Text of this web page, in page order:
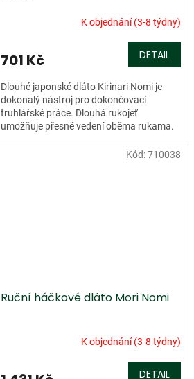
K objednání (3-8 týdny)
701 Kč DETAIL
Dlouhé japonské dláto Kirinari Nomi je
dokonalý nástroj pro dokončovací
truhlářské práce. Dlouhá rukojeť
umožňuje přesné vedení oběma rukama.
Čepel usnadňuje formování hlubokých...
Ruční háčkové dláto Mori Nomi
K objednání (3-8 týdny)
DETAIL
Kód:710038